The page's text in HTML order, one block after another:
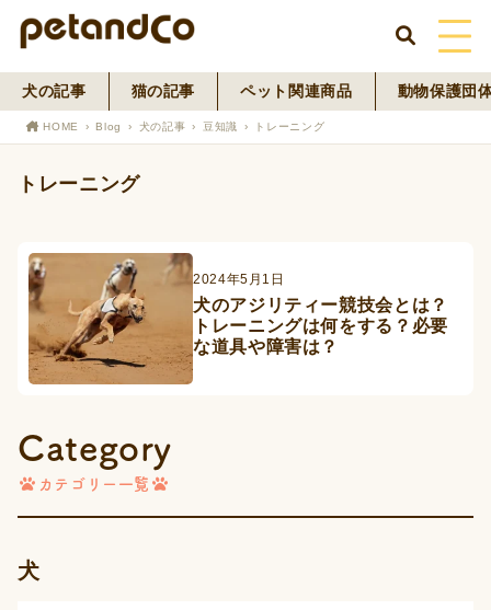
HOME
Blog
ペットフード事業
犬の記事 猫の記事 ペット関連商品 動物保護団
HOME Blog 犬の記事 豆知識 トレーニング
トレーニング
2024年5月1日
犬のアジリティー競技会とは？
トレーニングは何をする？必要
な道具や障害は？
Category
カテゴリー一覧
犬